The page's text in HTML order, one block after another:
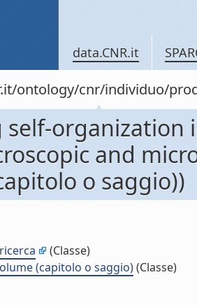
data.CNR.it
ontology/cnr/individuo/
self-organization
and
o saggio))
(Classe)
(capitolo o saggio)(Classe)